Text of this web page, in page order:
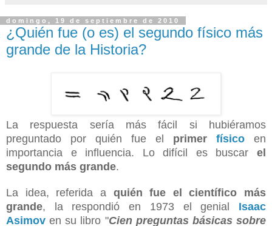
domingo, 19 de septiembre de 2010
¿Quién fue (o es) el segundo físico más
grande de la Historia?
La respuesta sería más fácil si hubiéramos
preguntado por quién fue el primer físico en
importancia e influencia. Lo difícil es buscar el
segundo más grande.
La idea, referida a quién fue el científico más
grande, la respondió en 1973 el genial Isaac
Asimov en su libro "Cien preguntas básicas sobre